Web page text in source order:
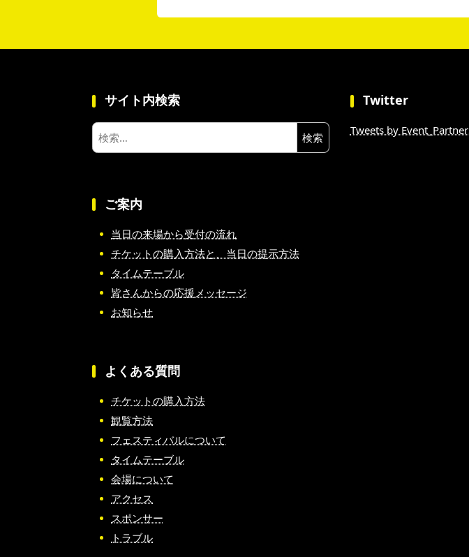
サイト内検索
検
索:
ご案内
当日の来場から受付の流れ
チケットの購入方法と、当日の提示方法
タイムテーブル
皆さんからの応援メッセージ
お知らせ
よくある質問
チケットの購入方法
観覧方法
フェスティバルについて
タイムテーブル
会場について
アクセス
スポンサー
トラブル
Twitter
Tweets by